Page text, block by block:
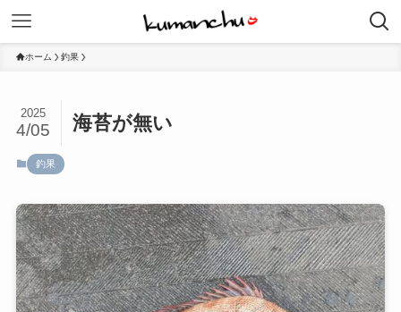
ホーム 釣果
海苔が無い
2025
4/05
釣果